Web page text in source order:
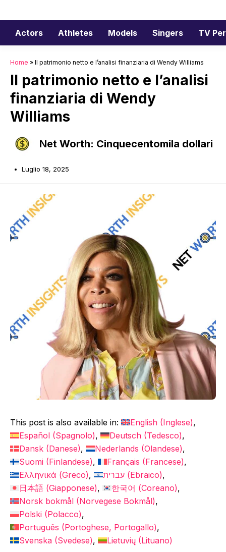
al
contenuto
Actors Athletes Models Singers TV
Home » Il patrimonio netto e l’analisi finanziaria di Wendy Williams
Il patrimonio netto e l’analisi
finanziaria di Wendy
Williams
Net Worth: Cinquecentomila dollari
Luglio 18, 2025
This post is also available in: English (Inglese)
Español (Spagnolo) Deutsch (Tedesco)
Dansk (Danese) Nederlands (Olandese)
Suomi (Finlandese) Français (Francese)
Ελληνικά (Greco) עברית (Ebraico)
日本語 (Giapponese) 한국어 (Coreano)
Norsk bokmål (Norvegese Bokmål)
Polski (Polacco)
Português (Portoghese, Portogallo)
Svenska (Svedese) Lietuvių (Lituano)